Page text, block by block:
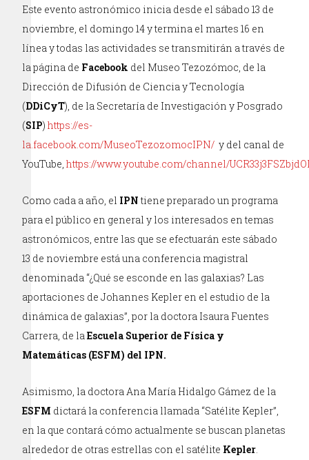
Este evento astronómico inicia desde el sábado 13 de
noviembre, el domingo 14 y termina el martes 16 en
línea y todas las actividades se transmitirán a través de
la página de Facebook del Museo Tezozómoc, de la
Dirección de Difusión de Ciencia y Tecnología
(DDiCyT), de la Secretaría de Investigación y Posgrado
(SIP)https://es-
la.facebook.com/MuseoTezozomocIPN/ y del canal de
YouTube,https://www.youtube.com/channel/
Como cada a año, el IPNtiene preparado un programa
para el público en general y los interesados en temas
astronómicos, entre las que se efectuarán este sábado
13 de noviembre está una conferencia magistral
denominada “¿Qué se esconde en las galaxias? Las
aportaciones de Johannes Kepler en el estudio de la
dinámica de galaxias”, por la doctora Isaura Fuentes
Carrera, de laEscuela Superior de Física y
Matemáticas (ESFM) del IPN.
Asimismo, la doctora Ana María Hidalgo Gámez de la
ESFM dictará la conferencia llamada “Satélite Kepler”,
en la que contará cómo actualmente se buscan planetas
alrededor de otras estrellas con el satélite Kepler.